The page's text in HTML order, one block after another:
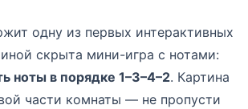
одну из первых интерактивных
скрыта мини-игра с нотами:
ноты в порядке 1–3–4–2. Картина
части комнаты — не пропусти